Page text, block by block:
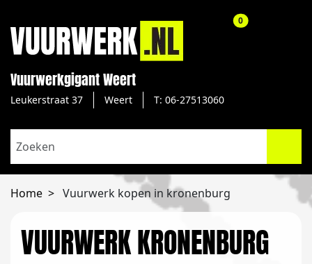
Vuurwerkgigant Weert
Leukerstraat 37 Weert T: 06-27513060
0aantal
Home Vuurwerk kopen in kronenburg
VUURWERK KRONENBURG